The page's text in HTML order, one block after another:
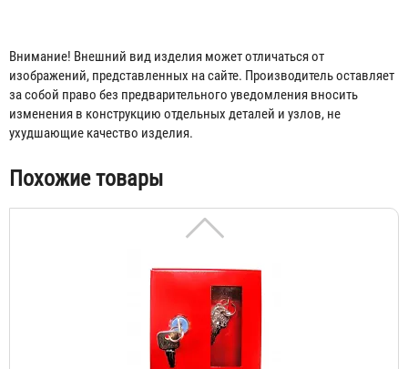
Внимание! Внешний вид изделия может отличаться от
изображений, представленных на сайте. Производитель оставляет
за собой право без предварительного уведомления вносить
изменения в конструкцию отдельных деталей и узлов, не
ухудшающие качество изделия.
Похожие товары
Шкаф для ключей К-01 под 1 ключ, с молотком
321 ₽
Шкаф для ключей К-01 под 1 ключ